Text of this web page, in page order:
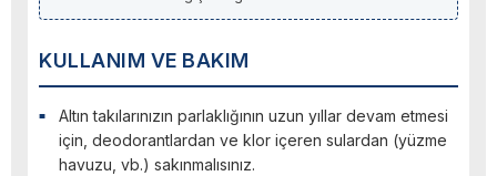
KULLANIM VE BAKIM
Altın takılarınızın parlaklığının uzun yıllar devam etmesi
için, deodorantlardan ve klor içeren sulardan (yüzme
havuzu, vb.) sakınmalısınız.